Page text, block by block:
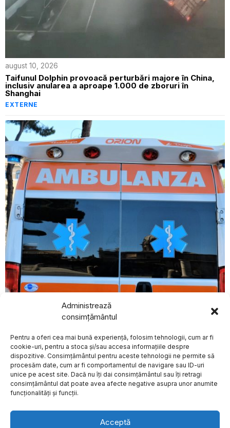
Administrează
consimțământul
Pentru a oferi cea mai bună experiență, folosim tehnologii, cum ar fi
cookie-uri, pentru a stoca și/sau accesa informațiile despre
dispozitive. Consimțământul pentru aceste tehnologii ne permite să
procesăm date, cum ar fi comportamentul de navigare sau ID-uri
unice pe acest site. Dacă nu îți dai consimțământul sau îți retragi
consimțământul dat poate avea afecte negative asupra unor anumite
funcționalități și funcții.
Acceptă
august 10, 2026
Taifunul Dolphin provoacă perturbări majore în China,
inclusiv anularea a aproape 1.000 de zboruri în
Shanghai
EXTERNE
Bărbat de 73 de ani din Italia, arestat la domiciliu pentru
tentativă de omor după ce a intrat cu mașina într-un
EXTERNE
Despre Politica de Confidențialitate Termeni și Conditii
Contact
Cookies
O femeie din SUA a
intrat în Cartea
Recordurilor pentru
cele mai multe
tatuaje cu rechini
O femeie din Statele Unite
ale Americii a fost inclusă
CNIR a emis ordinul
pentru începerea